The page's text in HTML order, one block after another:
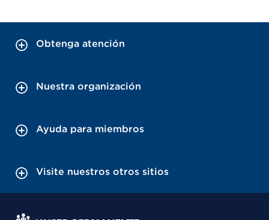
Obtenga atención
Nuestra organización
Ayuda para miembros
Visite nuestros otros sitios